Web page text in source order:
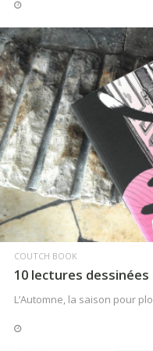
COUTCH BOOK
10 lectures
L’Automne, la saison pour
Le guide ultime pour
J’ai bien envie de vous